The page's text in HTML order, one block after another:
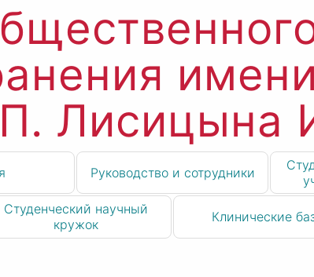
Лисицына
Руководство и сотрудники
Студенческий научный
кружок
Клинические